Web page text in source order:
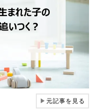
▶元記事を見る